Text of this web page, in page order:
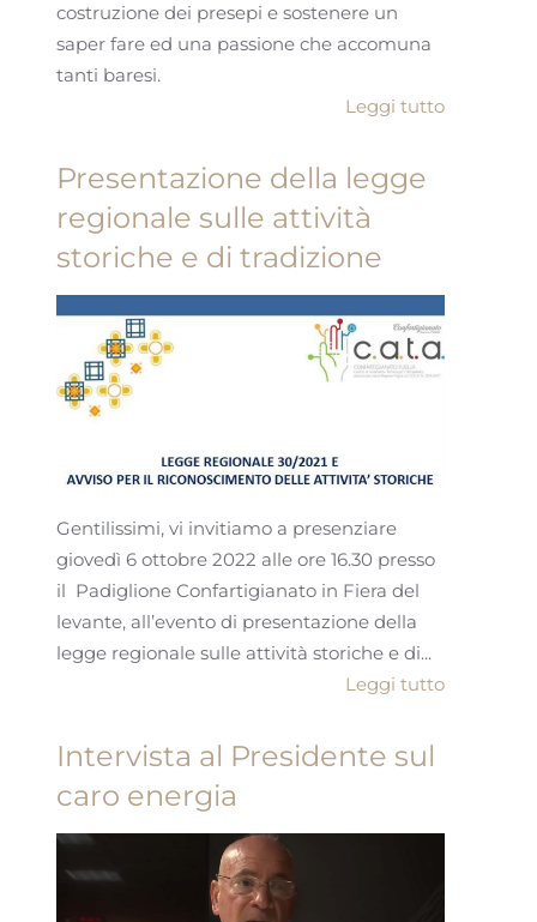
costruzione dei presepi e sostenere un
saper fare ed una passione che accomuna
tanti baresi.
Leggi tutto
Presentazione della legge
regionale sulle attività
storiche e di tradizione
Gentilissimi, vi invitiamo a presenziare
giovedì 6 ottobre 2022 alle ore 16.30 presso
il Padiglione Confartigianato in Fiera del
levante, all’evento di presentazione della
legge regionale sulle attività storiche e di...
Leggi tutto
Intervista al Presidente sul
caro energia